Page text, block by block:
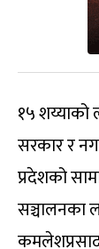
१५ शय्याको
सरकार र
प्रदेशको
सञ्चालनका